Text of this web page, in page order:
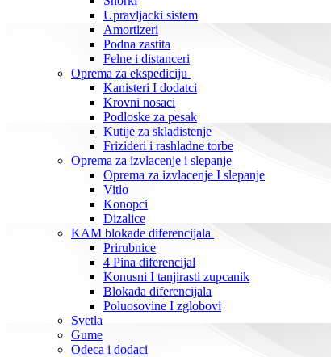
Upravljacki sistem
Amortizeri
Podna zastita
Felne i distanceri
Oprema za ekspediciju
Kanisteri I dodatci
Krovni nosaci
Podloske za pesak
Kutije za skladistenje
Frizideri i rashladne torbe
Oprema za izvlacenje i slepanje
Oprema za izvlacenje I slepanje
Vitlo
Konopci
Dizalice
KAM blokade diferencijala
Prirubnice
4 Pina diferencijal
Konusni I tanjirasti zupcanik
Blokada diferencijala
Poluosovine I zglobovi
Svetla
Gume
Odeca i dodaci